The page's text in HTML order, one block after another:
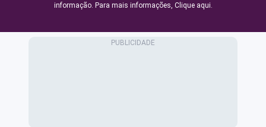
informação. Para mais informações, Clique aqui.